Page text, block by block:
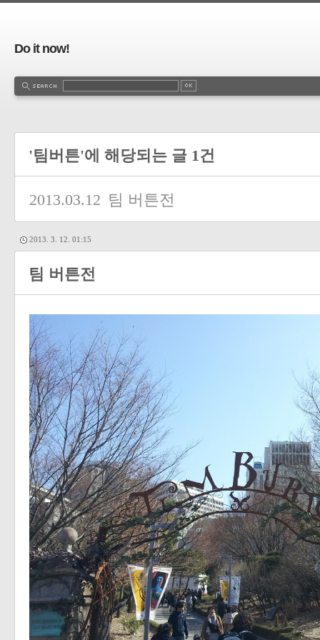
Do it now!
'팀버튼'에 해당되는 글 1건
2013.03.12 팀 버튼전
2013. 3. 12. 01:15
팀 버튼전